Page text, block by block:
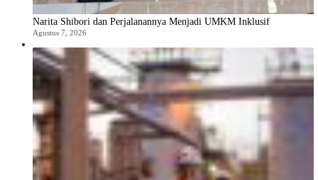
Narita Shibori dan Perjalanannya Menjadi UMKM Inklusif
Agustus 7, 2026